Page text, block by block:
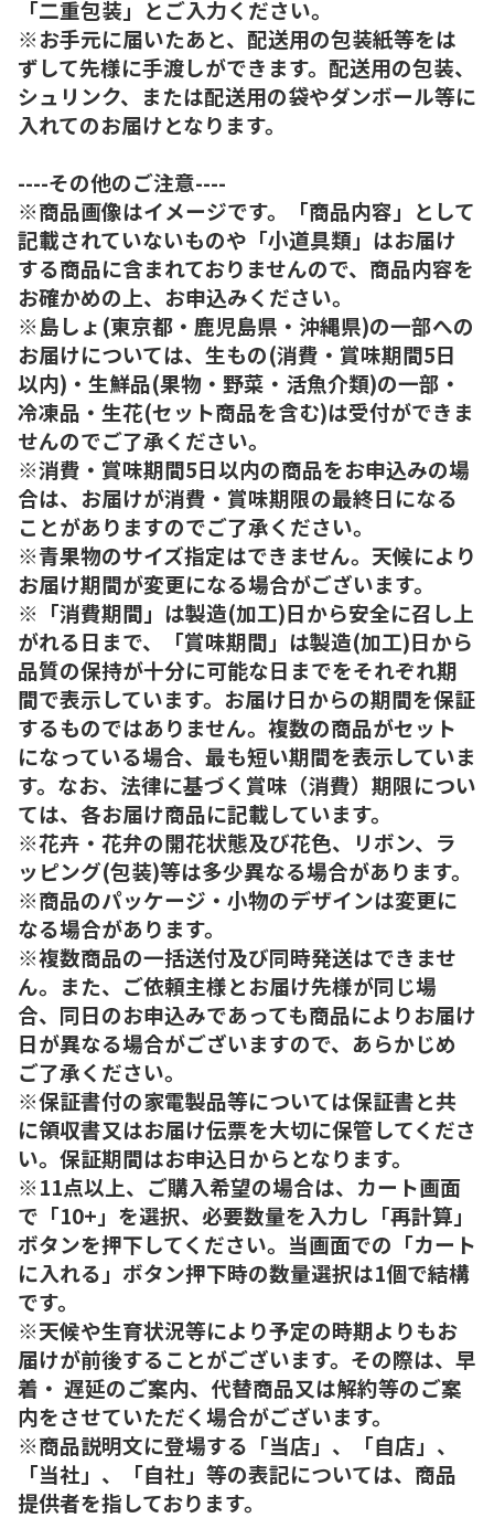
「二重包装」とご入力ください。
※お手元に届いたあと、配送用の包装紙等をは
ずして先様に手渡しができます。配送用の包装、
シュリンク、または配送用の袋やダンボール等に
入れてのお届けとなります。
----その他のご注意----
※商品画像はイメージです。「商品内容」として
記載されていないものや「小道具類」はお届け
する商品に含まれておりませんので、商品内容を
お確かめの上、お申込みください。
※島しょ(東京都・鹿児島県・沖縄県)の一部への
お届けについては、生もの(消費・賞味期間5日
以内)・生鮮品(果物・野菜・活魚介類)の一部・
冷凍品・生花(セット商品を含む)は受付ができま
せんのでご了承ください。
※消費・賞味期間5日以内の商品をお申込みの場
合は、お届けが消費・賞味期限の最終日になる
ことがありますのでご了承ください。
※青果物のサイズ指定はできません。天候により
お届け期間が変更になる場合がございます。
※「消費期間」は製造(加工)日から安全に召し上
がれる日まで、「賞味期間」は製造(加工)日から
品質の保持が十分に可能な日までをそれぞれ期
間で表示しています。お届け日からの期間を保証
するものではありません。複数の商品がセット
になっている場合、最も短い期間を表示していま
す。なお、法律に基づく賞味（消費）期限につい
ては、各お届け商品に記載しています。
※花卉・花弁の開花状態及び花色、リボン、ラ
ッピング(包装)等は多少異なる場合があります。
※商品のパッケージ・小物のデザインは変更に
なる場合があります。
※複数商品の一括送付及び同時発送はできませ
ん。また、ご依頼主様とお届け先様が同じ場
合、同日のお申込みであっても商品によりお届け
日が異なる場合がございますので、あらかじめ
ご了承ください。
※保証書付の家電製品等については保証書と共
に領収書又はお届け伝票を大切に保管してくださ
い。保証期間はお申込日からとなります。
※11点以上、ご購入希望の場合は、カート画面
で「10+」を選択、必要数量を入力し「再計算」
ボタンを押下してください。当画面での「カート
に入れる」ボタン押下時の数量選択は1個で結構
です。
※天候や生育状況等により予定の時期よりもお
届けが前後することがございます。その際は、早
着・ 遅延のご案内、代替商品又は解約等のご案
内をさせていただく場合がございます。
※商品説明文に登場する「当店」、「自店」、
「当社」、「自社」等の表記については、商品
提供者を指しております。